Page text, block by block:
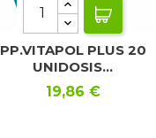
PP.VITAPOL PLUS 20
UNIDOSIS...
Precio
19,86 €